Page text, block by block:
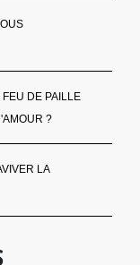
DE PAILLE
?
LA